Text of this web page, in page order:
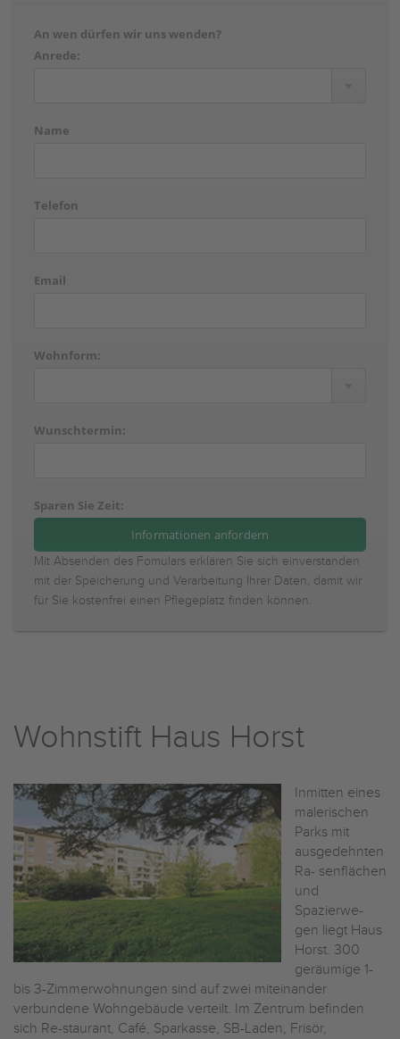
An wen dürfen wir uns wenden?
Anrede:
Name
Telefon
Email
Wohnform:
Wunschtermin:
Sparen Sie Zeit:
Mit Absenden des Fomulars erklären Sie sich einverstanden
mit der Speicherung und Verarbeitung Ihrer Daten, damit wir
für Sie kostenfrei einen Pflegeplatz finden können.
Wohnstift Haus Horst
Inmitten eines
malerischen
Parks mit
ausgedehnten
Ra- senflächen
und
Spazierwe-
gen liegt Haus
Horst. 300
geräumige 1-
bis 3-Zimmerwohnungen sind auf zwei miteinander
verbundene Wohngebäude verteilt. Im Zentrum befinden
sich Re-staurant, Café, Sparkasse, SB-Laden, Frisör,